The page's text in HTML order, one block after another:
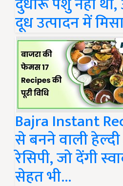
दूध उत्पादन में
Bajra Instant
से बनने वाली हेल्दी
रेसिपी, जो देंगी
सेहत भी...